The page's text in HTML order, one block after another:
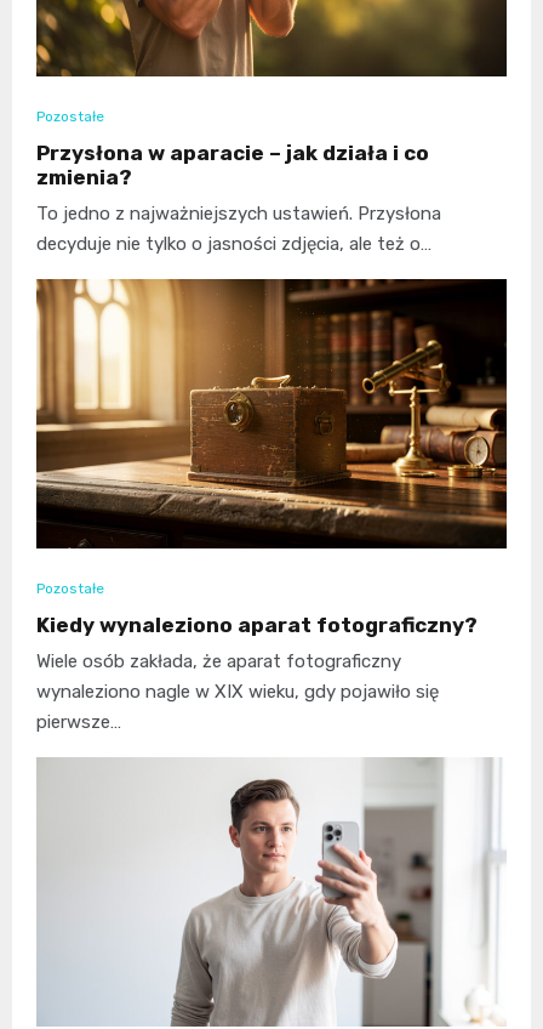
Pozostałe
Przysłona w aparacie – jak działa i co
zmienia?
To jedno z najważniejszych ustawień. Przysłona
decyduje nie tylko o jasności zdjęcia, ale też o…
Pozostałe
Kiedy wynaleziono aparat fotograficzny?
Wiele osób zakłada, że aparat fotograficzny
wynaleziono nagle w XIX wieku, gdy pojawiło się
pierwsze…